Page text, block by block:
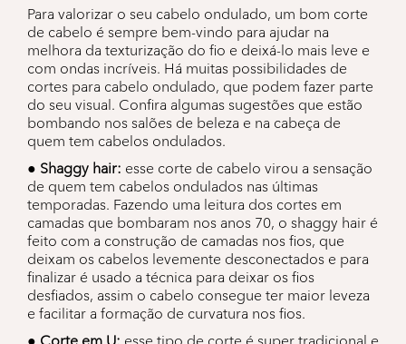
Para valorizar o seu cabelo ondulado, um bom corte
de cabelo é sempre bem-vindo para ajudar na
melhora da texturização do fio e deixá-lo mais leve e
com ondas incríveis. Há muitas possibilidades de
cortes para cabelo ondulado, que podem fazer parte
do seu visual. Confira algumas sugestões que estão
bombando nos salões de beleza e na cabeça de
quem tem cabelos ondulados.
● Shaggy hair: esse corte de cabelo virou a sensação
de quem tem cabelos ondulados nas últimas
temporadas. Fazendo uma leitura dos cortes em
camadas que bombaram nos anos 70, o shaggy hair é
feito com a construção de camadas nos fios, que
deixam os cabelos levemente desconectados e para
finalizar é usado a técnica para deixar os fios
desfiados, assim o cabelo consegue ter maior leveza
e facilitar a formação de curvatura nos fios.
● Corte em U: esse tipo de corte é super tradicional e